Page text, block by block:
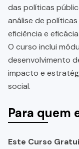
das políticas
análise de
eficiência e
O curso inclui
desenvolvimento
impacto e
social.
Para quem
Este Curso